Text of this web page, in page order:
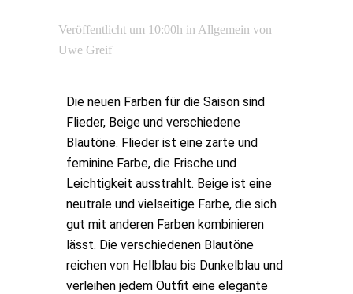
Veröffentlicht um 10:00h in Allgemein von
Uwe Greif
Die neuen Farben für die Saison sind
Flieder, Beige und verschiedene
Blautöne. Flieder ist eine zarte und
feminine Farbe, die Frische und
Leichtigkeit ausstrahlt. Beige ist eine
neutrale und vielseitige Farbe, die sich
gut mit anderen Farben kombinieren
lässt. Die verschiedenen Blautöne
reichen von Hellblau bis Dunkelblau und
verleihen jedem Outfit eine elegante